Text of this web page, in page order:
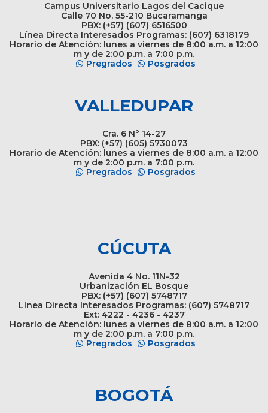
Campus Universitario Lagos del Cacique
Calle 70 No. 55-210 Bucaramanga
PBX: (+57) (607) 6516500
Línea Directa Interesados Programas: (607) 6318179
Horario de Atención: lunes a viernes de 8:00 a.m. a 12:00
m y de 2:00 p.m. a 7:00 p.m.
Pregrados
Posgrados
VALLEDUPAR
Cra. 6 N° 14-27
PBX: (+57) (605) 5730073
Horario de Atención: lunes a viernes de 8:00 a.m. a 12:00
m y de 2:00 p.m. a 7:00 p.m.
Pregrados
Posgrados
CÚCUTA
Avenida 4 No. 11N-32
Urbanización EL Bosque
PBX: (+57) (607) 5748717
Línea Directa Interesados Programas: (607) 5748717
Ext: 4222 - 4236 - 4237
Horario de Atención: lunes a viernes de 8:00 a.m. a 12:00
m y de 2:00 p.m. a 7:00 p.m.
Pregrados
Posgrados
BOGOTÁ